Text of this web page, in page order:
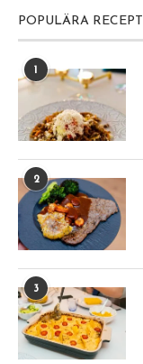
POPULÄRA RECEPT
1
2
3